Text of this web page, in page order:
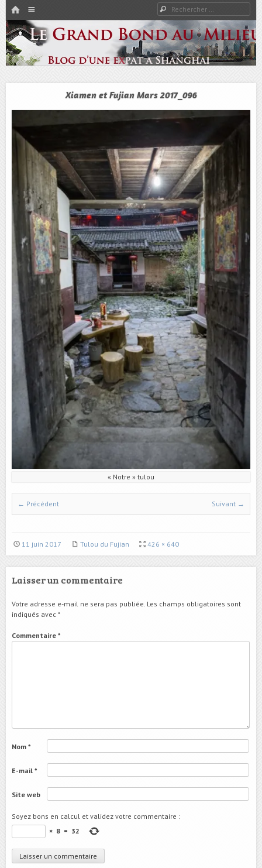
HOME
PASSER AU CONTENU
Rechercher
Le Grand Bond Au Milieu
Expat à Shanghai en famille – Vivre en Chine – Blog
Xiamen et Fujian Mars 2017_096
« Notre » tulou
← Précédent Suivant →
11 juin 2017 Tulou du Fujian 426 × 640
Laisser un commentaire
Votre adresse e-mail ne sera pas publiée. Les champs obligatoires sont
indiqués avec *
Commentaire *
Nom *
E-mail *
Site web
Soyez bons en calcul et validez votre commentaire :
× 8 = 32